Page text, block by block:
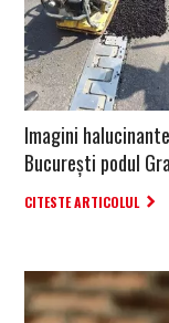
Imagini
București podul
CITESTE ARTICOLUL